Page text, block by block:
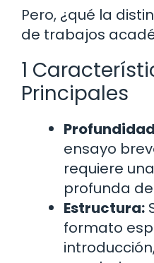
Pero, ¿qué la
de trabajos
1
Principales
ensayo
requiere
profunda
Estructura:
formato